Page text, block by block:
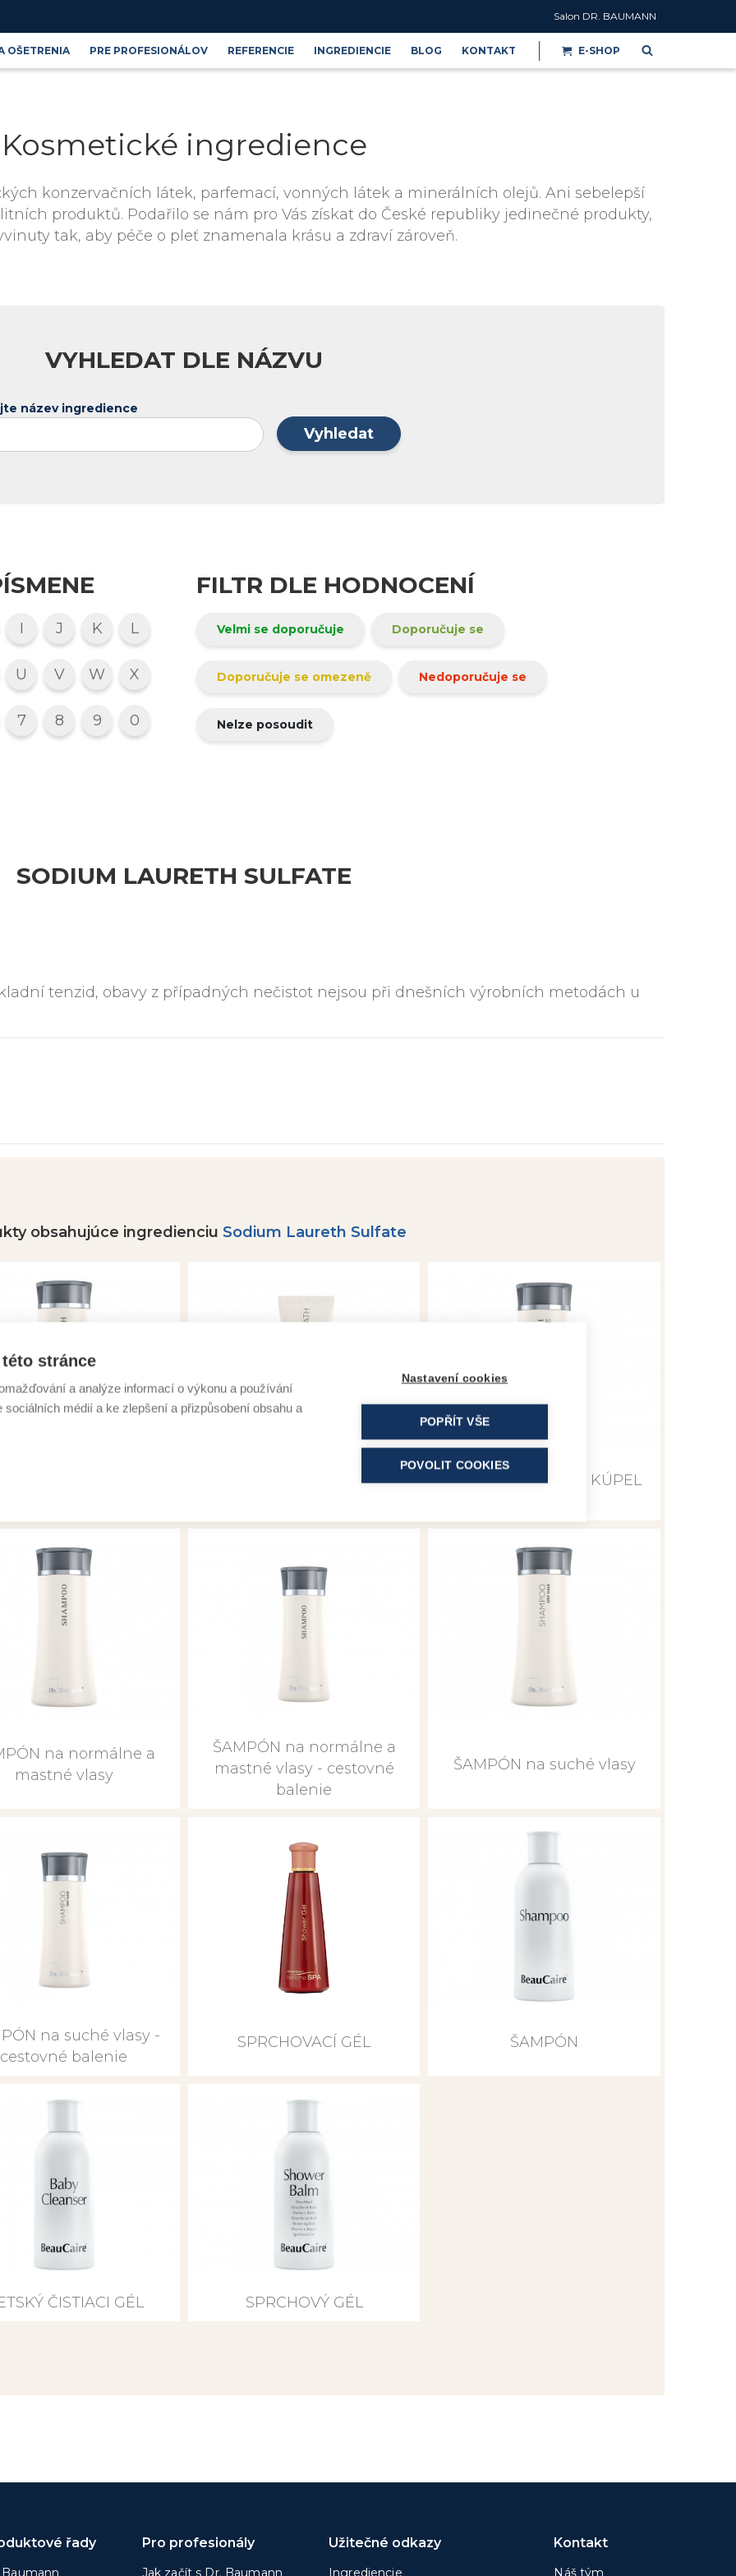
Salon DR. BAUMANN
OŠETRENIA PRE PROFESIONÁLOV REFERENCIE INGREDIENCIE BLOG KONTAKT E-SHOP
Kosmetické ingredience
konzervačních látek, parfemací, vonných látek a minerálních olejů. Ani sebelepší
produktů. Podařilo se nám pro Vás získat do České republiky jedinečné produkty,
tak, aby péče o pleť znamenala krásu a zdraví zároveň.
VYHLEDAT DLE NÁZVU
název ingredience
Vyhledat
I J K L
U V W X
7 8 9 0
FILTR DLE HODNOCENÍ
Velmi se doporučuje Doporučuje se
Doporučuje se omezeně Nedoporučuje se
Nelze posoudit
SODIUM LAURETH SULFATE
tenzid, obavy z případných nečistot nejsou při dnešních výrobních metodách u
obsahujúce ingredienciu Sodium Laureth Sulfate
SPRCHOVÝ GÉL - cestovné
KONCENTRÁT PRE KÚPEL
na normálne a
mastné vlasy
ŠAMPÓN na normálne a
mastné vlasy - cestovné
balenie
ŠAMPÓN na suché vlasy
na suché vlasy -
cestovné balenie
SPRCHOVACÍ GÉL ŠAMPÓN
ČISTIACI GÉL SPRCHOVÝ GÉL
řady
Baumann
Pro profesionály
Jak začít s Dr. Baumann
Užitečné odkazy
Ingrediencie
Kontakt
Náš tým
stránce
a analýze informací o výkonu a používání
médií a ke zlepšení a přizpůsobení obsahu a
Nastavení cookies
POPŘÍT VŠE
POVOLIT COOKIES